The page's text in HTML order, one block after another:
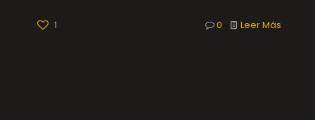
1 0 Leer Más